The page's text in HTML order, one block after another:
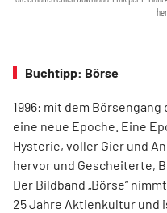
Buchtipp: Börse
1996: mit dem
eine neue ­Epoche. Eine
Hysterie, ­voller Gier und
hervor und ­Gescheiterte,
Der Bildband ­„Börse“
25 Jahre Aktienkultur und